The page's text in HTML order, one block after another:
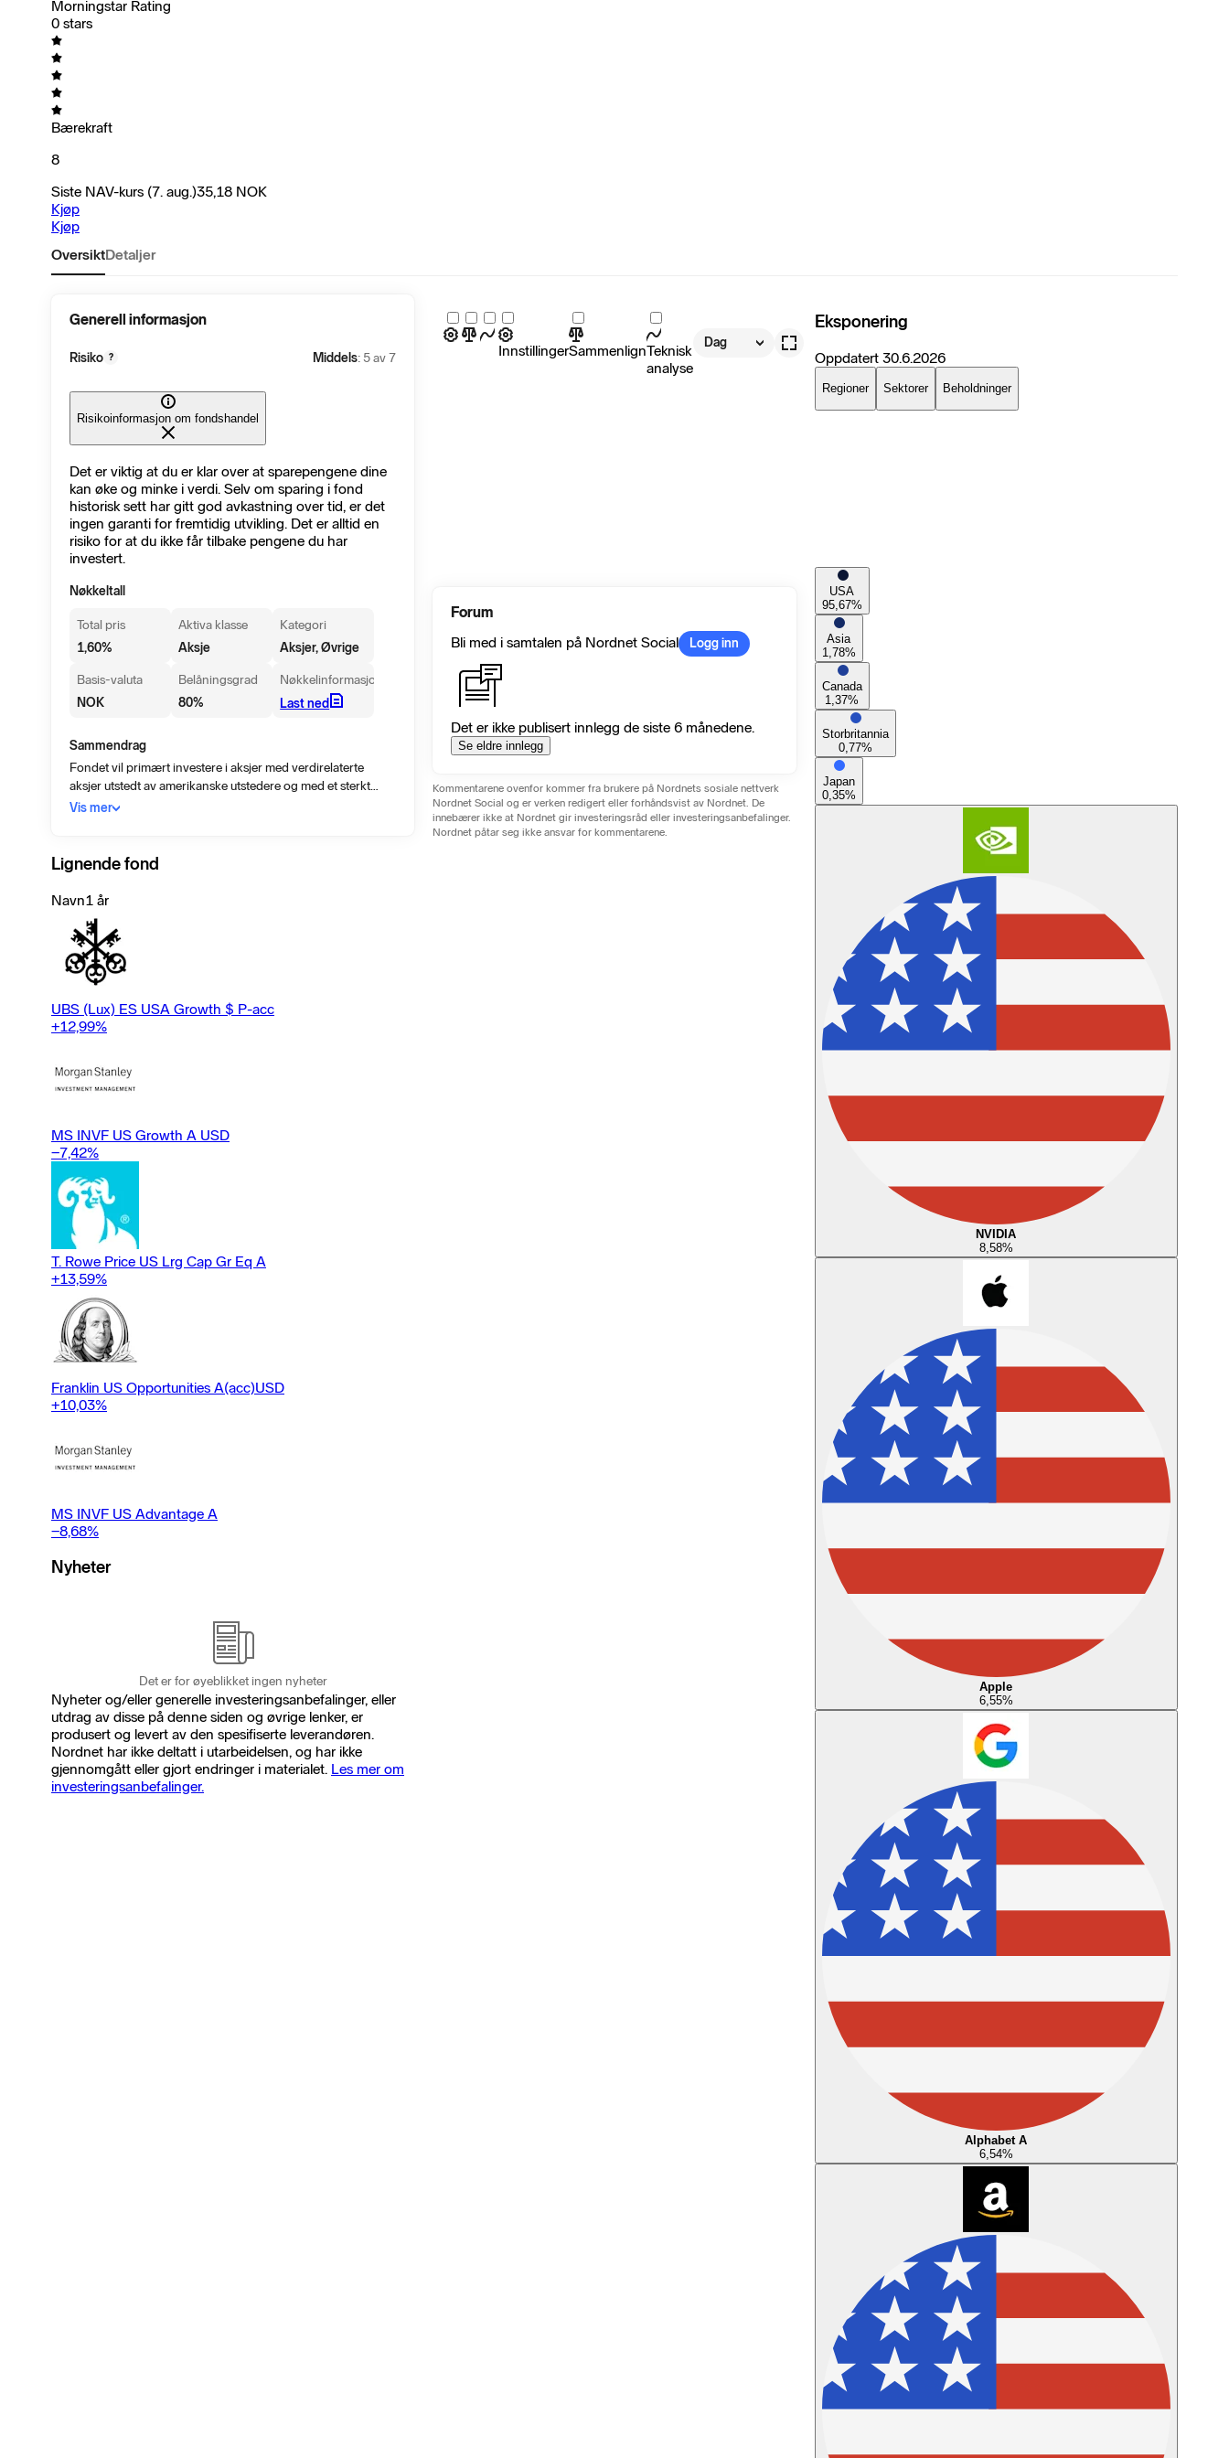
Morningstar Rating
0 stars
Bærekraft
8
Siste NAV-kurs (7. aug.)35,18 NOK
Kjøp
Kjøp
OversiktDetaljer
InnstillingerSammenlignTeknisk
analyse
Dag
Generell informasjon
Risiko ? Middels: 5 av 7
Risikoinformasjon om fondshandel
Det er viktig at du er klar over at sparepengene dine
kan øke og minke i verdi. Selv om sparing i fond
historisk sett har gitt god avkastning over tid, er det
ingen garanti for fremtidig utvikling. Det er alltid en
risiko for at du ikke får tilbake pengene du har
investert.
Nøkkeltall
Total pris
1,60%
Aktiva klasse
Aksje
Kategori
Aksjer, Øvrige
Basis-valuta
NOK
Belåningsgrad
80%
Nøkkelinformasjon
Last ned
Sammendrag
Fondet vil primært investere i aksjer med verdirelaterte
aksjer utstedt av amerikanske utstedere og med et sterkt
vekstpotensial innenfor et bredt spekter av bransjer.
Vis mer
Lignende fond
Navn1 år
UBS (Lux) ES USA Growth $ P-acc
+12,99%
MS INVF US Growth A USD
−7,42%
T. Rowe Price US Lrg Cap Gr Eq A
+13,59%
Franklin US Opportunities A(acc)USD
+10,03%
MS INVF US Advantage A
−8,68%
Nyheter
Det er for øyeblikket ingen nyheter
Nyheter og/eller generelle investeringsanbefalinger, eller
utdrag av disse på denne siden og øvrige lenker, er
produsert og levert av den spesifiserte leverandøren.
Nordnet har ikke deltatt i utarbeidelsen, og har ikke
gjennomgått eller gjort endringer i materialet. Les mer om
investeringsanbefalinger.
Forum
Bli med i samtalen på Nordnet Social
Logg inn
Det er ikke publisert innlegg de siste 6 månedene.
Se eldre innlegg
Kommentarene ovenfor kommer fra brukere på Nordnets sosiale nettverk
Nordnet Social og er verken redigert eller forhåndsvist av Nordnet. De
innebærer ikke at Nordnet gir investeringsråd eller investeringsanbefalinger.
Nordnet påtar seg ikke ansvar for kommentarene.
Eksponering
Oppdatert 30.6.2026
Regioner Sektorer Beholdninger
USA
95,67%
Asia
1,78%
Canada
1,37%
Storbritannia
0,77%
Japan
0,35%
NVIDIA
8,58%
Apple
6,55%
Alphabet A
6,54%